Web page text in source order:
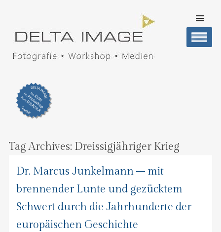
CONTENT
Tag Archives: Dreissigjähriger Krieg
Dr. Marcus Junkelmann – mit
brennender Lunte und gezücktem
Schwert durch die Jahrhunderte der
europäischen Geschichte